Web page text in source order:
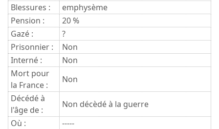
Blessures :
emphysème
Pension :
20 %
Gazé :
?
Prisonnier :
Non
Interné :
Non
Mort pour
la France :
Non
Décédé à
l'âge de :
Non décèdé à la guerre
Où :
-----